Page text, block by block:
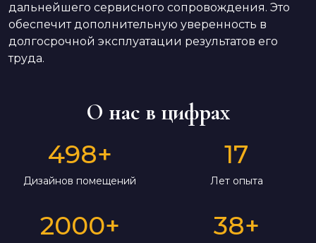
дальнейшего сервисного сопровождения. Это
обеспечит дополнительную уверенность в
долгосрочной эксплуатации результатов его
труда.
О нас в цифрах
498+
Дизайнов помещений
17
Лет опыта
2000+ 38+